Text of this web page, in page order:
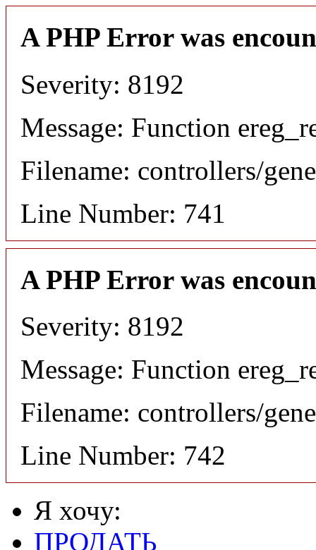
A PHP Error was
Severity: 8192
Message: Function
Filename: controllers/
Line Number: 741
A PHP Error was
Severity: 8192
Message: Function
Filename: controllers/
Line Number: 742
Я хочу:
ПРОДАТЬ